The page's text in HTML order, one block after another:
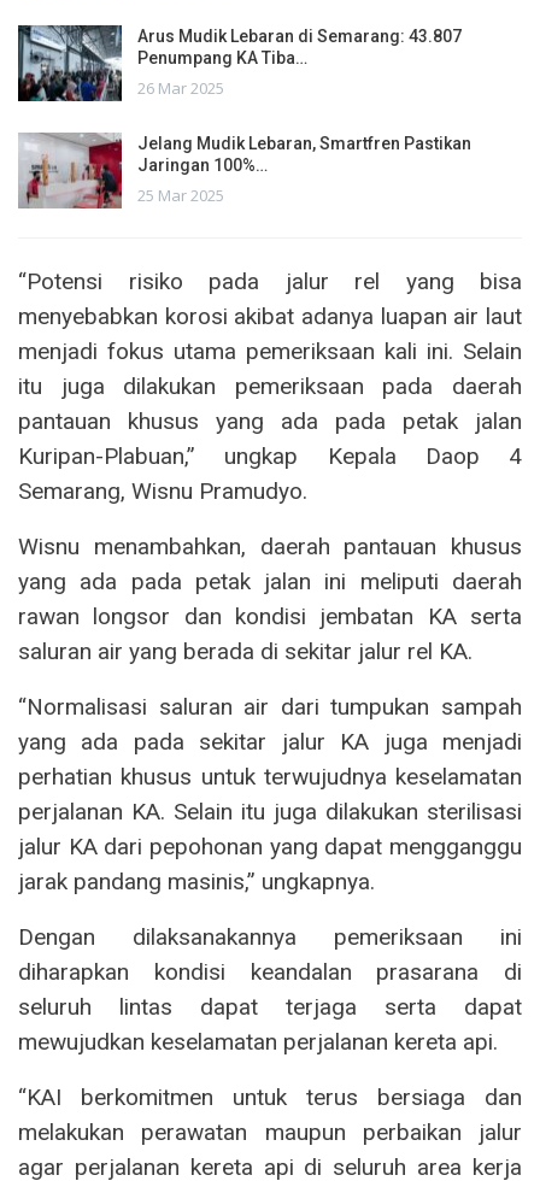
Arus Mudik Lebaran di Semarang: 43.807
Penumpang KA Tiba…
26 Mar 2025
Jelang Mudik Lebaran, Smartfren Pastikan
Jaringan 100%…
25 Mar 2025
“Potensi risiko pada jalur rel yang bisa
menyebabkan korosi akibat adanya luapan air laut
menjadi fokus utama pemeriksaan kali ini. Selain
itu juga dilakukan pemeriksaan pada daerah
pantauan khusus yang ada pada petak jalan
Kuripan-Plabuan,” ungkap Kepala Daop 4
Semarang, Wisnu Pramudyo.
Wisnu menambahkan, daerah pantauan khusus
yang ada pada petak jalan ini meliputi daerah
rawan longsor dan kondisi jembatan KA serta
saluran air yang berada di sekitar jalur rel KA.
“Normalisasi saluran air dari tumpukan sampah
yang ada pada sekitar jalur KA juga menjadi
perhatian khusus untuk terwujudnya keselamatan
perjalanan KA. Selain itu juga dilakukan sterilisasi
jalur KA dari pepohonan yang dapat mengganggu
jarak pandang masinis,” ungkapnya.
Dengan dilaksanakannya pemeriksaan ini
diharapkan kondisi keandalan prasarana di
seluruh lintas dapat terjaga serta dapat
mewujudkan keselamatan perjalanan kereta api.
“KAI berkomitmen untuk terus bersiaga dan
melakukan perawatan maupun perbaikan jalur
agar perjalanan kereta api di seluruh area kerja